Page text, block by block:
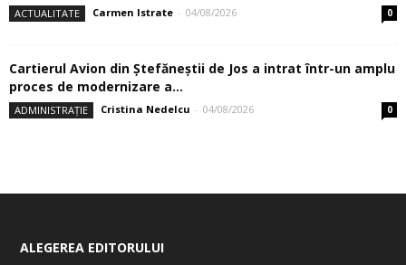
ACTUALITATE Carmen Istrate - 04/08/2026 0
Cartierul Avion din Ştefăneştii de Jos a intrat într-un amplu
proces de modernizare a...
ADMINISTRAȚIE Cristina Nedelcu - 04/08/2026 0
ALEGEREA EDITORULUI